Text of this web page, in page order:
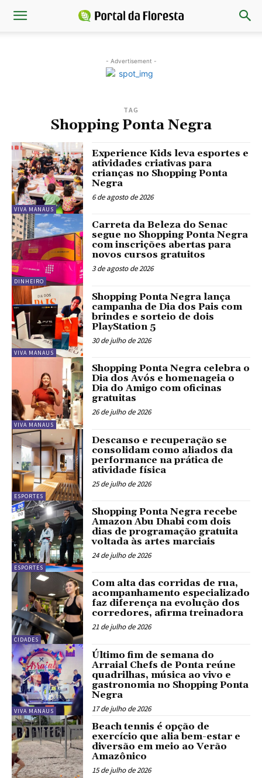
- Advertisement -
TAG
Shopping Ponta Negra
VIVA MANAUS
Experience Kids leva esportes e
atividades criativas para
crianças no Shopping Ponta
Negra
6 de agosto de 2026
DINHEIRO
Carreta da Beleza do Senac
segue no Shopping Ponta Negra
com inscrições abertas para
novos cursos gratuitos
3 de agosto de 2026
VIVA MANAUS
Shopping Ponta Negra lança
campanha de Dia dos Pais com
brindes e sorteio de dois
PlayStation 5
30 de julho de 2026
VIVA MANAUS
Shopping Ponta Negra celebra o
Dia dos Avós e homenageia o
Dia do Amigo com oficinas
gratuitas
26 de julho de 2026
ESPORTES
Descanso e recuperação se
consolidam como aliados da
performance na prática de
atividade física
25 de julho de 2026
ESPORTES
Shopping Ponta Negra recebe
Amazon Abu Dhabi com dois
dias de programação gratuita
voltada às artes marciais
24 de julho de 2026
CIDADES
Com alta das corridas de rua,
acompanhamento especializado
faz diferença na evolução dos
corredores, afirma treinadora
21 de julho de 2026
VIVA MANAUS
Último fim de semana do
Arraial Chefs de Ponta reúne
quadrilhas, música ao vivo e
gastronomia no Shopping Ponta
Negra
17 de julho de 2026
Beach tennis é opção de
exercício que alia bem-estar e
diversão em meio ao Verão
Amazônico
15 de julho de 2026